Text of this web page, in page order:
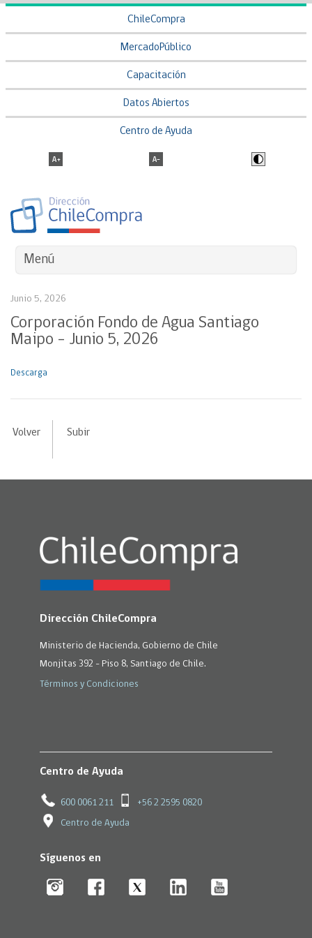
ChileCompra
MercadoPúblico
Capacitación
Datos Abiertos
Centro de Ayuda
Menú
Junio 5, 2026
Corporación Fondo de Agua Santiago
Maipo – Junio 5, 2026
Descarga
Volver Subir
Dirección ChileCompra
Ministerio de Hacienda, Gobierno de Chile
Monjitas 392 - Piso 8, Santiago de Chile.
Términos y Condiciones
Centro de Ayuda
600 0061 211 +56 2 2595 0820
Centro de Ayuda
Síguenos en